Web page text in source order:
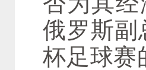
俄罗斯副
杯足球赛